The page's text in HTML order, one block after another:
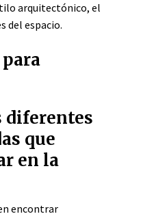
arquitectónico, el
del espacio.
diferentes
que
en la
encontrar